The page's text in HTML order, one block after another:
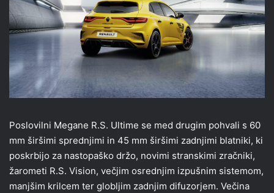
Poslovilni Megane R.S. Ultime se med drugim pohvali s 60
mm širšimi sprednjimi in 45 mm širšimi zadnjimi blatniki, ki
poskrbijo za nastopaško držo, novimi stranskimi zračniki,
žarometi R.S. Vision, večjim osrednjim izpušnim sistemom,
manjšim krilcem ter globljim zadnjim difuzorjem. Večina